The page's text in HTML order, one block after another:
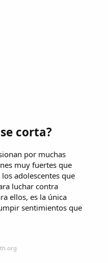
corta?
por muchas
muy fuertes que
adolescentes que
luchar contra
ellos, es la única
sentimientos que